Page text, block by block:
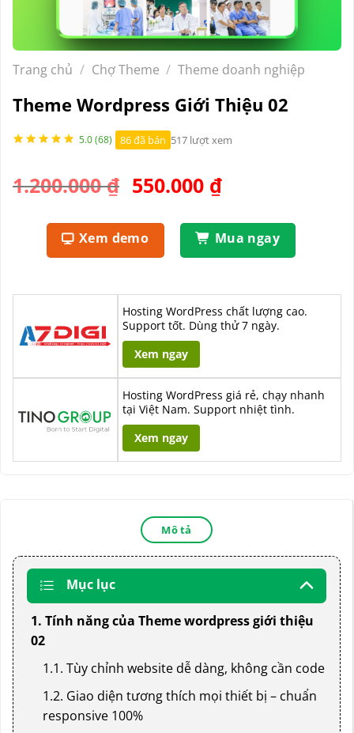
Trang chủ / Chợ Theme / Theme doanh nghiệp
Theme Wordpress Giới Thiệu 02
5.0 (68) 86 đã bán 517 lượt xem
1.200.000₫ Giá
là:
1.200.000 ₫.
550.000 ₫Giá
tại
là:
Xem demo Mua ngay
Hosting WordPress chất lượng cao.
Support tốt. Dùng thử 7 ngày.
Xem ngay
Hosting WordPress giá rẻ, chạy nhanh
tại Việt Nam. Support nhiệt tình.
Xem ngay
Mô tả
Mục lục
1. Tính năng của Theme wordpress giới thiệu
02
1.1. Tùy chỉnh website dễ dàng, không cần code
1.2. Giao diện tương thích mọi thiết bị – chuẩn
responsive 100%